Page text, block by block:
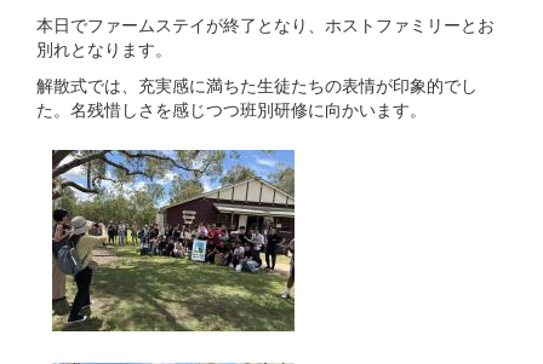
本日でファームステイが終了となり、ホストファミリーとお
別れとなります。
解散式では、充実感に満ちた生徒たちの表情が印象的でし
た。名残惜しさを感じつつ班別研修に向かいます。